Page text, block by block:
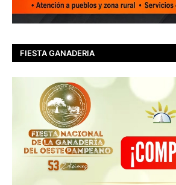
FIESTA GANADERIA